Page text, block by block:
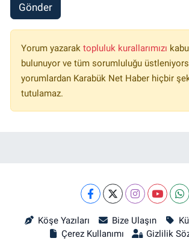
Gönder
Yorum yazarak topluluk kurallarımızı
bulunuyor ve tüm sorumluluğu
yorumlardan Karabük Net Haber hiçbir
tutulamaz.
Köşe Yazıları Bize Ulaşın
Çerez Kullanımı
Gizlilik